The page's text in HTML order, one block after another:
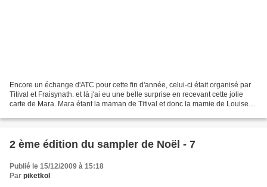
Encore un échange d'ATC pour cette fin d'année, celui-ci était organisé par
Titival et Fraisynath. et là j'ai eu une belle surprise en recevant cette jolie
carte de Mara. Mara étant la maman de Titival et donc la mamie de Louise
2 ème édition du sampler de Noël - 7
Publié le 15/12/2009 à 15:18
Par piketkol